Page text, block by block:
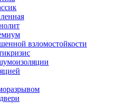
взломостойкости